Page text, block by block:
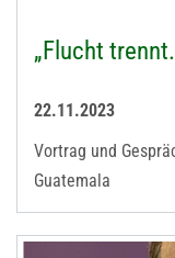
„Flucht
22.11.2023
Vortrag und
Guatemala